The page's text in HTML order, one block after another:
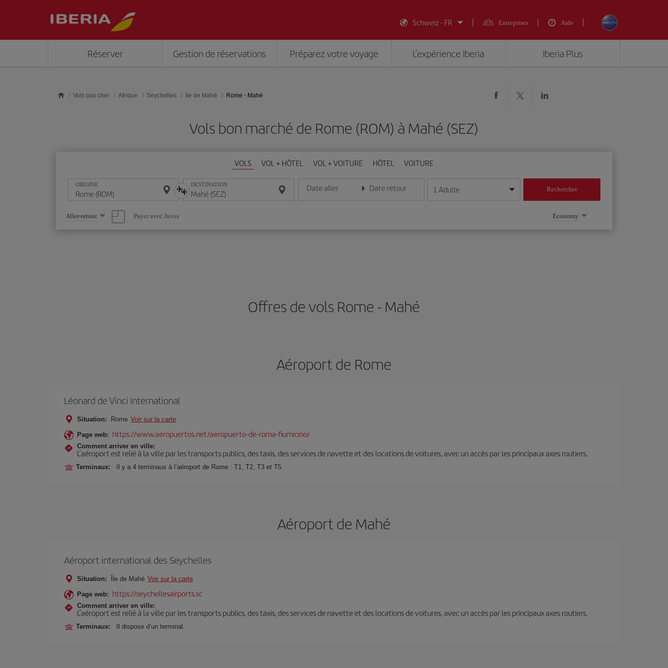
Schweiz - FR
Entreprises Aide
Réserver Gestion de réservations Préparez votre voyage L’expérience Iberia Iberia Plus
Vols pas cher Afrique Seychelles Ile de Mahé Rome - Mahé
Vols bon marché de Rome (ROM) à Mahé (SEZ)
VOLS VOL + HÔTEL VOL + VOITURE HÔTEL VOITURE
ORIGINE DESTINATION Date aller
Entrez la date au format jour/mois/année
Date retour
Entrez la date au format jour/mois/année
1 Adulte Rechercher
Sélectionnez
une
option
Aller-retour Payer avec Avios Economy
Offres de vols Rome - Mahé
Aéroport de Rome
Léonard de Vinci International
Situation: Rome Voir sur la carte
Page web: https://www.aeropuertos.net/aeropuerto-de-roma-fiumicino/
Comment arriver en ville:
L’aéroport est relié à la ville par les transports publics, des taxis, des services de navette et des locations de voitures, avec un accès par les principaux axes routiers.
Terminaux: Il y a 4 terminaux à l’aéroport de Rome : T1, T2, T3 et T5.
Aéroport de Mahé
Aéroport international des Seychelles
Situation: Île de Mahé Voir sur la carte
Page web: https://seychellesairports.sc
Comment arriver en ville:
L’aéroport est relié à la ville par les transports publics, des taxis, des services de navette et des locations de voitures, avec un accès par les principaux axes routiers.
Terminaux: Il dispose d’un terminal.